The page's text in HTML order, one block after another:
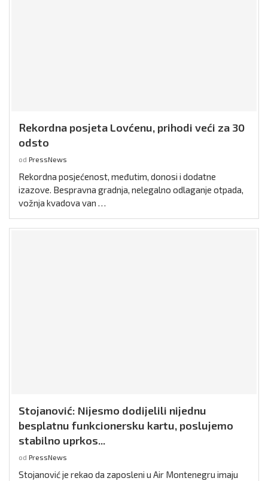
Rekordna posjeta Lovćenu, prihodi veći za 30
odsto
od PressNews
Rekordna posjećenost, međutim, donosi i dodatne
izazove. Bespravna gradnja, nelegalno odlaganje otpada,
vožnja kvadova van …
Stojanović: Nijesmo dodijelili nijednu
besplatnu funkcionersku kartu, poslujemo
stabilno uprkos...
od PressNews
Stojanović je rekao da zaposleni u Air Montenegru imaju